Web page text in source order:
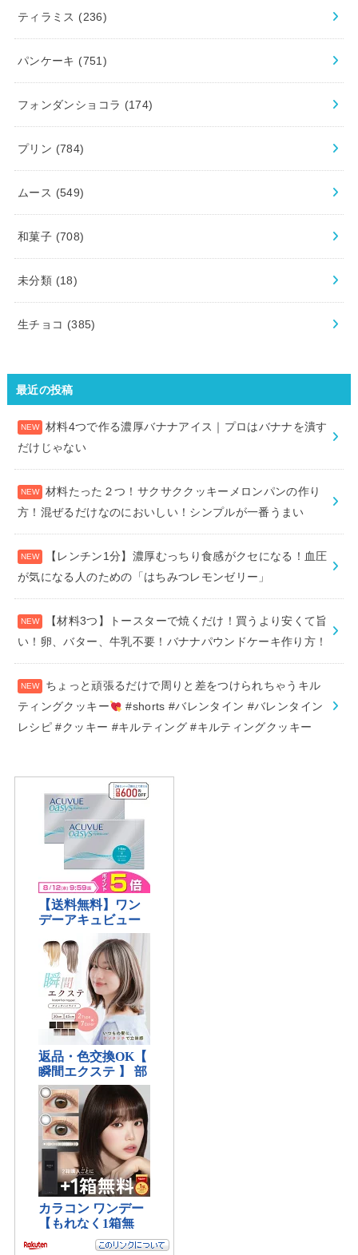
ティラミス (236)
パンケーキ (751)
フォンダンショコラ (174)
プリン (784)
ムース (549)
和菓子 (708)
未分類 (18)
生チョコ (385)
最近の投稿
材料4つで作る濃厚バナナアイス｜プロはバナナを潰す
だけじゃない
材料たった２つ！サクサククッキーメロンパンの作り
方！混ぜるだけなのにおいしい！シンプルが一番うまい
【レンチン1分】濃厚むっちり食感がクセになる！血圧
が気になる人のための「はちみつレモンゼリー」
【材料3つ】トースターで焼くだけ！買うより安くて旨
い！卵、バター、牛乳不要！バナナパウンドケーキ作り方！
ちょっと頑張るだけで周りと差をつけられちゃうキル
ティングクッキー
#shorts #バレンタイン #バレンタイン
レシピ #クッキー #キルティング #キルティングクッキー